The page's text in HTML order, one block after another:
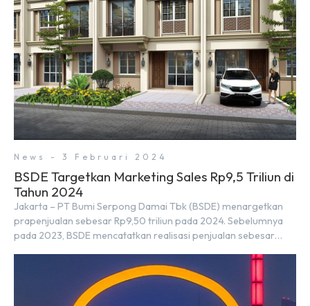
News - 3 Februari 2024
BSDE Targetkan Marketing Sales Rp9,5 Triliun di
Tahun 2024
Jakarta – PT Bumi Serpong Damai Tbk (BSDE) menargetkan
prapenjualan sebesar Rp9,50 triliun pada 2024. Sebelumnya
pada 2023, BSDE mencatatkan realisasi penjualan sebesar
Rp8,80 triliun. Menurut Direktur BSDE Hermawan Wijaya
menghadapi 2024, kondisi ekonomi global maupun nasional
dapat memengaruhi pertimbangan masyarakat untuk